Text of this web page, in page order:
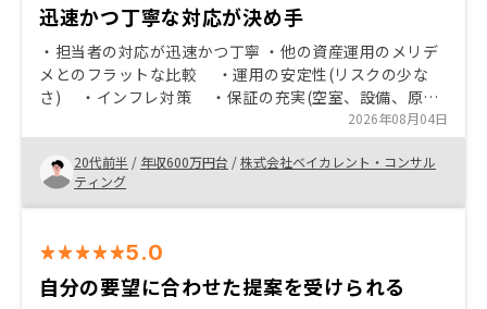
迅速かつ丁寧な対応が決め手
・担当者の対応が迅速かつ丁寧 ・他の資産運用のメリデ
メとのフラットな比較 ・運用の安定性(リスクの少な
さ) ・インフレ対策 ・保証の充実(空室、設備、原状
回復費等) ・ローンのレバレッジによる収益性 ・
2026年08月04日
20代前半 / 年収600万円台 /株式会社ベイカレント・コンサル
ティング
5.0
自分の要望に合わせた提案を受けられる